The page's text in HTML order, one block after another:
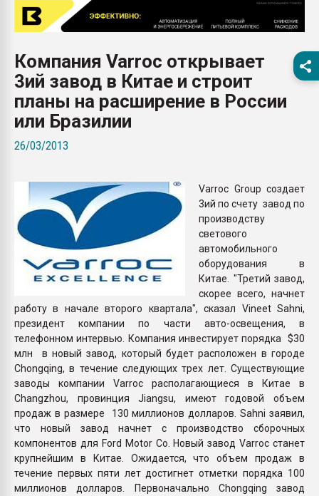
Всё, что касается
бутылок
вакуумного
Продам отходы
поликарбоната и АБС-
Armaloy PC/ABS-1IM
Компания Varroc открывает
3ий завод в Китае и строит
планы на расширение в России
или Бразилии
26/03/2013
Varroc Group создает
3ий по счету завод по
производству
светового
автомобильного
оборудования в
Китае. "Третий завод,
скорее всего, начнет
работу в начале второго квартала", сказал Vineet Sahni,
президент компании по части авто-освещения, в
телефонном интервью. Компания инвестирует порядка $30
млн в новый завод, который будет расположен в городе
Chongqing, в течение следующих трех лет. Существующие
заводы компании Varroc располагающиеся в Китае в
Changzhou, провинция Jiangsu, имеют годовой объем
продаж в размере 130 миллионов долларов. Sahni заявил,
что новый завод начнет с производство сборочных
компонентов для Ford Motor Co. Новый завод Varroc станет
крупнейшим в Китае. Ожидается, что объем продаж в
течение первых пяти лет достигнет отметки порядка 100
миллионов долларов. Первоначально Chongqing завод